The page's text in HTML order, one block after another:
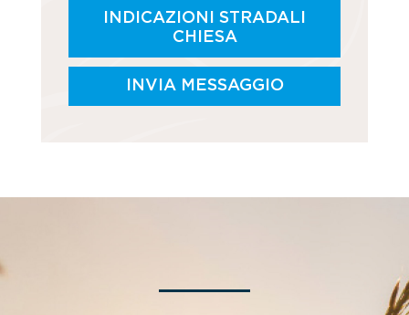
INDICAZIONI STRADALI
CHIESA
INVIA MESSAGGIO